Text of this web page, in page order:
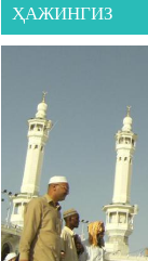
ҲАЖИНГИЗ